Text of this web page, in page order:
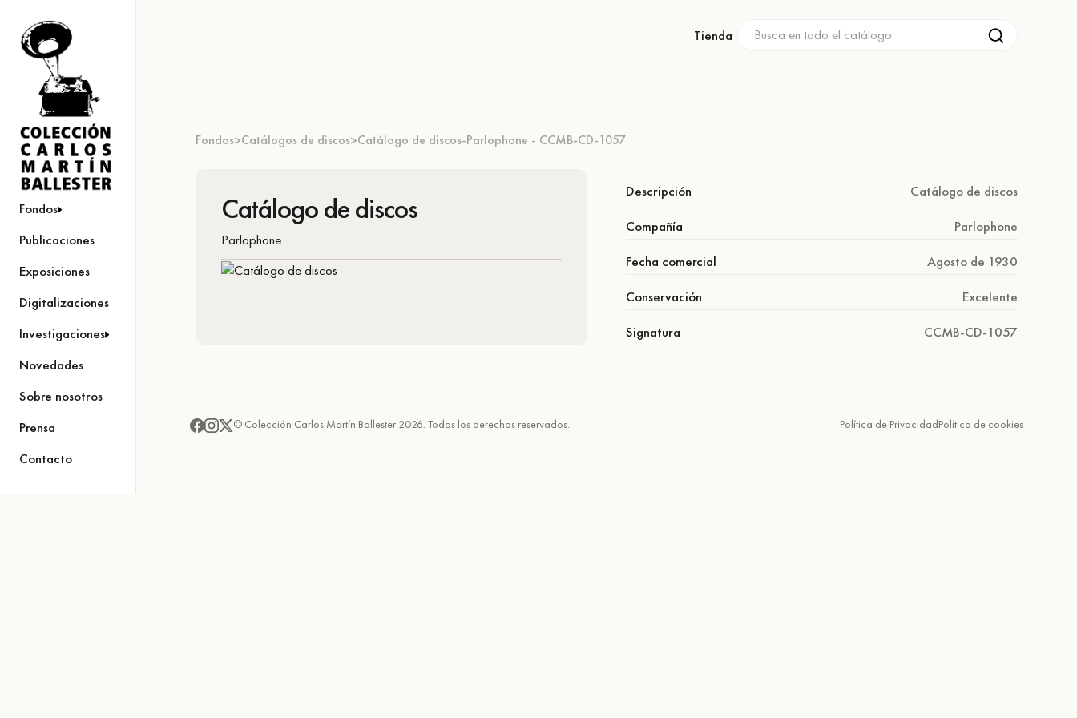
Fondos
Publicaciones
Exposiciones
Digitalizaciones
Investigaciones
Novedades
Sobre nosotros
Prensa
Contacto
Tienda
Fondos>Catálogos de discos>Catálogo de discos-Parlophone - CCMB-CD-1057
Catálogo de discos
Parlophone
Descripción
Catálogo de discos
Compañía
Parlophone
Fecha comercial
Agosto de 1930
Conservación
Excelente
Signatura
CCMB-CD-1057
© Colección Carlos Martín Ballester 2026. Todos los derechos reservados. Política de PrivacidadPolítica de cookies